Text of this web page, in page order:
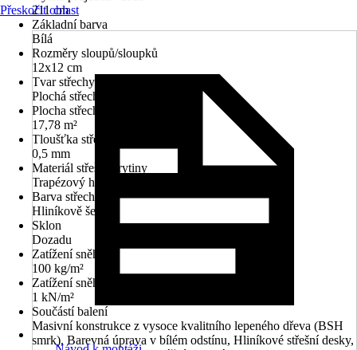
211 cm
Základní barva
Bílá
Rozměry sloupů/sloupků
12x12 cm
Tvar střechy
Plochá střecha
Plocha střechy
17,78 m²
Tloušťka střechy
0,5 mm
Materiál střešní krytiny
Trapézový hliníkový profil
Barva střechy
Hliníkově šedá
Sklon
Dozadu
Zatížení sněhem
100 kg/m²
Zatížení sněhem
1 kN/m²
Součástí balení
Masivní konstrukce z vysoce kvalitního lepeného dřeva (BSH
smrk), Barevná úprava v bílém odstínu, Hliníkové střešní desky,
Přeskočit oblast